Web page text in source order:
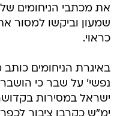
את מכתבי הניחומים
שמעון וביקשו למסור
כראוי.
באיגרת הניחומים
נפשי' על שבר כי
ישראל במסירות